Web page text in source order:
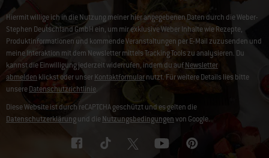
Hiermit willige ich in die Nutzung meiner hier angegebenen Daten durch die Weber-
Stephen Deutschland GmbH ein, um mir exklusive Weber Inhalte wie Rezepte,
Produktinformationen und kommende Veranstaltungen per E-Mail zuzusenden und
meine Interaktion mit dem Newsletter mittels Tracking Tools zu analysieren. Du
kannst die Einwilligung jederzeit widerrufen, indem du aufNewsletter
abmelden klickst oder unserKontaktformularnutzt. Für weitere Details lies bitte
unsereDatenschutzrichtlinie.
Diese Website ist durch reCAPTCHA geschützt und es gelten die
Datenschutzerklärungund dieNutzungsbedingungenvon Google.